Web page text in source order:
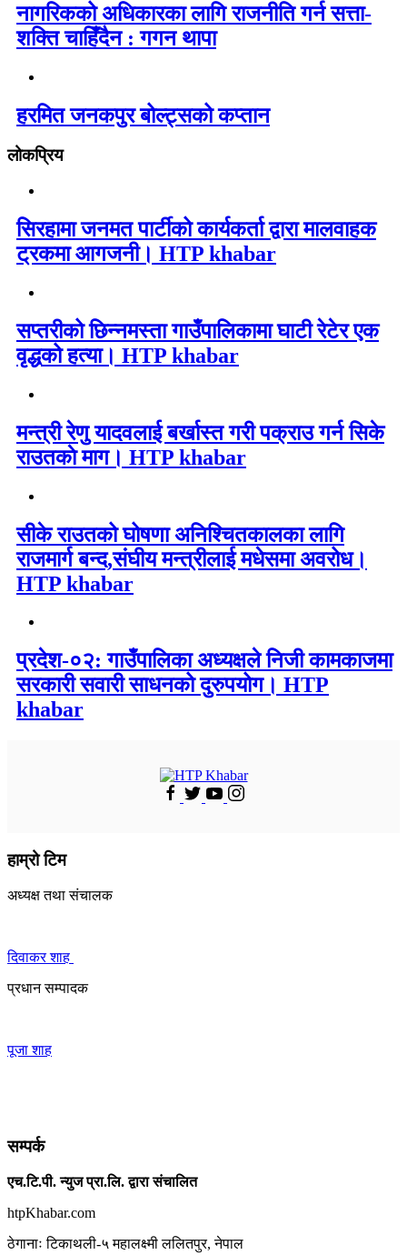
नागरिकको अधिकारका लागि राजनीति गर्न सत्ता-
शक्ति चाहिँदैन : गगन थापा
हरमित जनकपुर बोल्ट्सको कप्तान
लोकप्रिय
सिरहामा जनमत पार्टीको कार्यकर्ता द्वारा मालवाहक
ट्रकमा आगजनी। HTP khabar
सप्तरीको छिन्नमस्ता गाउँपालिकामा घाटी रेटेर एक
वृद्धको हत्या। HTP khabar
मन्त्री रेणु यादवलाई बर्खास्त गरी पक्राउ गर्न सिके
राउतकाे माग। HTP khabar
सीके राउतको घोषणा अनिश्चितकालका लागि
राजमार्ग बन्द,संघीय मन्त्रीलाई मधेसमा अवरोध।
HTP khabar
प्रदेश-०२: गाउँपालिका अध्यक्षले निजी कामकाजमा
सरकारी सवारी साधनको दुरुपयोग। HTP
khabar
हाम्रो टिम
अध्यक्ष तथा संचालक
दिवाकर शाह
प्रधान सम्पादक
पूजा शाह
सम्पर्क
एच.टि.पी. न्युज प्रा.लि. द्वारा संचालित
htpKhabar.com
ठेगानाः टिकाथली-५ महालक्ष्मी ललितपुर, नेपाल